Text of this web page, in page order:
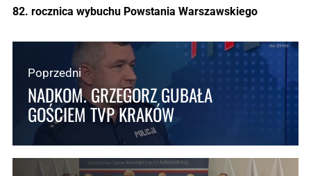
82. rocznica wybuchu Powstania Warszawskiego
Poprzedni
NADKOM. GRZEGORZ GUBAŁA
GOŚCIEM TVP KRAKÓW